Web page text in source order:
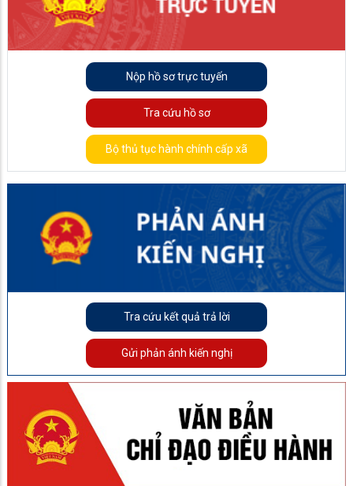
Nộp hồ sơ trực tuyến
Tra cứu hồ sơ
Bộ thủ tục hành chính cấp xã
Tra cứu kết quả trả lời
Gửi phản ánh kiến nghị